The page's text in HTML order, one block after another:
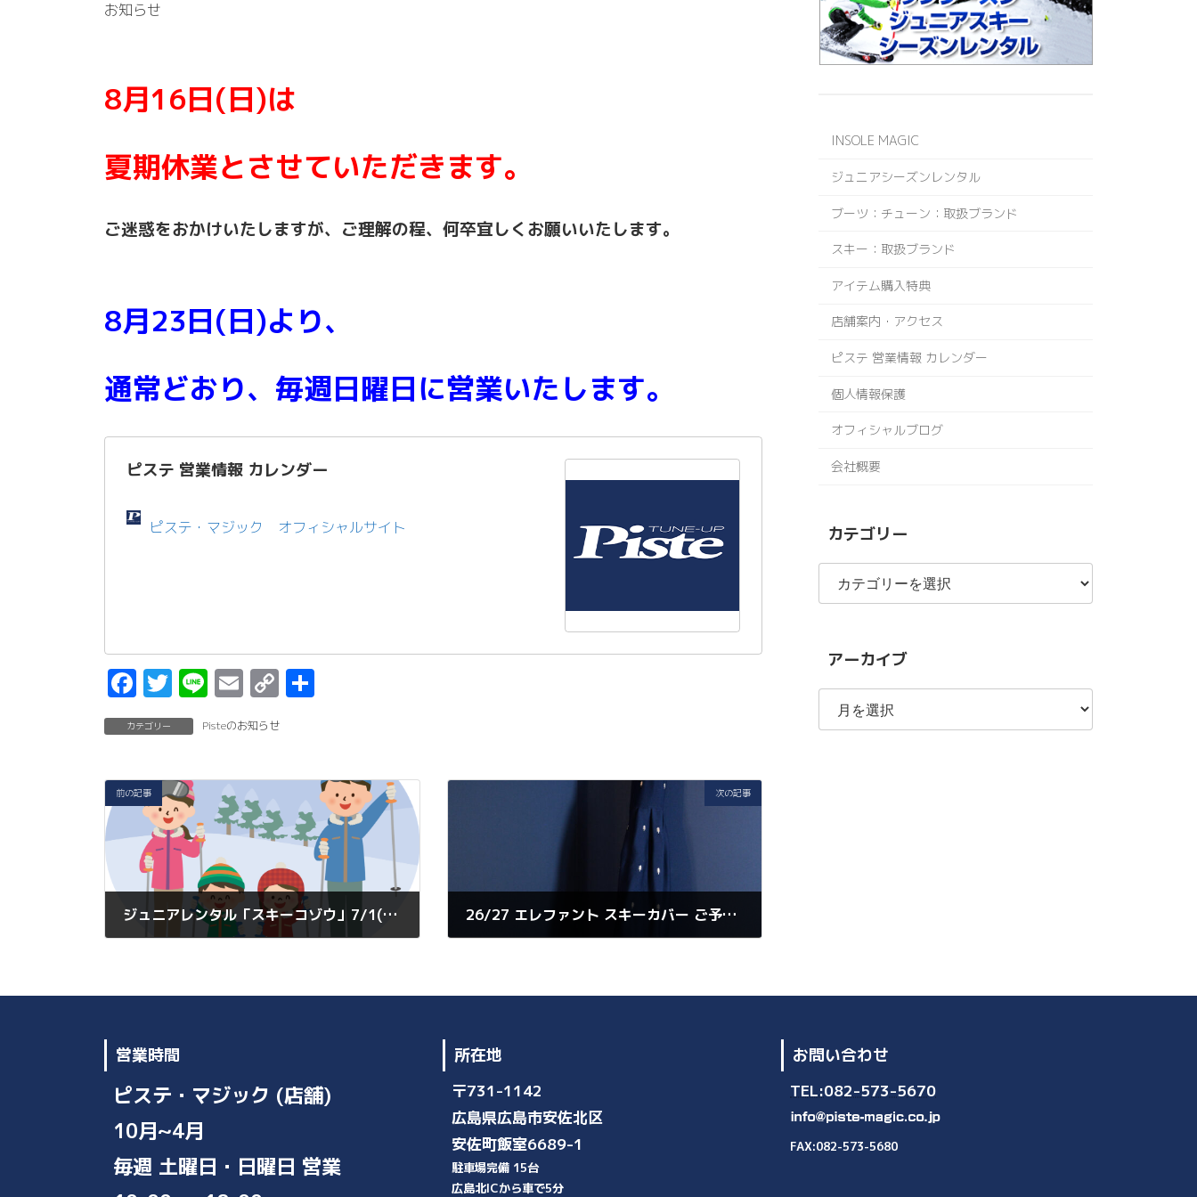
お知らせ
8月16日(日)は
夏期休業とさせていただきます。
ご迷惑をおかけいたしますが、ご理解の程、何卒宜しくお願いいたします。
8月23日(日)より、
通常どおり、毎週日曜日に営業いたします。
ピステ 営業情報 カレンダー
ピステ・マジック オフィシャルサイト
F
a
c
e
b
o
o
k
T
w
it
t
er
Li
n
e
E
m
ai
l
C
y
n
k
カテゴリー Pisteのお知らせ
前の記事
ジュニアレンタル「スキーコゾウ」7/1(水)より受付スタート!!
次の記事
26/27 エレファント スキーカバー ご予約受付開始!!
INSOLE MAGIC
ジュニアシーズンレンタル
ブーツ：チューン：取扱ブランド
スキー：取扱ブランド
アイテム購入特典
店舗案内・アクセス
ピステ 営業情報 カレンダー
個人情報保護
オフィシャルブログ
会社概要
カテゴリー
カ
ゴ
アーカイブ
ア
カ
営業時間
ピステ・マジック (店舗)
10月~4月
毎週 土曜日・日曜日 営業
所在地
〒731-1142
広島県広島市安佐北区
安佐町飯室6689-1
駐車場完備 15台
広島北ICから車で5分
お問い合わせ
TEL:082-573-5670
FAX:082-573-5680